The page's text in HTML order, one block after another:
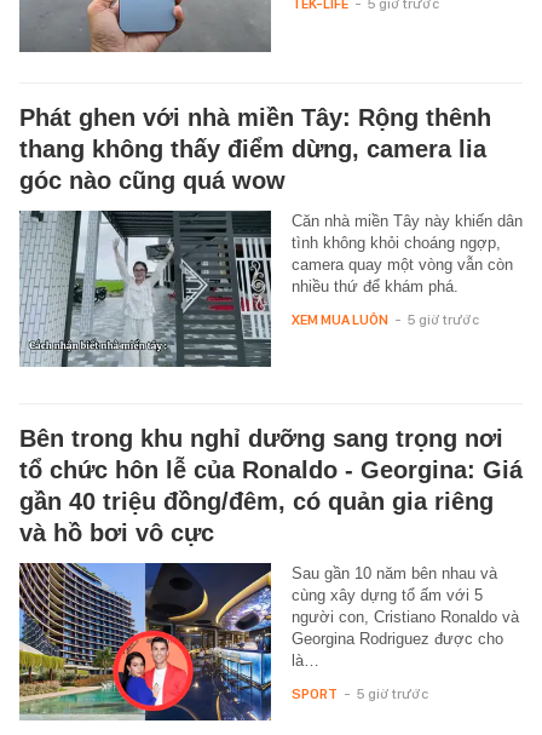
TEK-LIFE - 5 giờ trước
Phát ghen với nhà miền Tây: Rộng thênh
thang không thấy điểm dừng, camera lia
góc nào cũng quá wow
Căn nhà miền Tây này khiến dân
tình không khỏi choáng ngợp,
camera quay một vòng vẫn còn
nhiều thứ để khám phá.
XEM MUA LUÔN - 5 giờ trước
Bên trong khu nghỉ dưỡng sang trọng nơi
tổ chức hôn lễ của Ronaldo - Georgina: Giá
gần 40 triệu đồng/đêm, có quản gia riêng
và hồ bơi vô cực
Sau gần 10 năm bên nhau và
cùng xây dựng tổ ấm với 5
người con, Cristiano Ronaldo và
Georgina Rodriguez được cho
là…
SPORT - 5 giờ trước